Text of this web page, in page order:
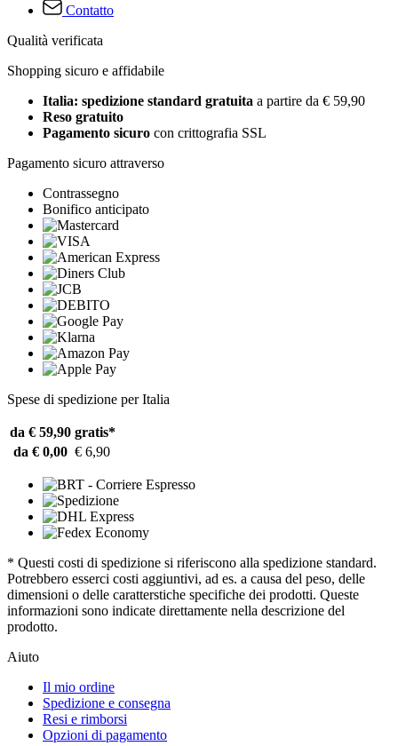
Contatto
Qualità verificata
Shopping sicuro e affidabile
Italia: spedizione standard gratuita a partire da € 59,90
Reso gratuito
Pagamento sicuro con crittografia SSL
Pagamento sicuro attraverso
Contrassegno
Bonifico anticipato
Spese di spedizione per Italia
da € 59,90 gratis*
da € 0,00 € 6,90
* Questi costi di spedizione si riferiscono alla spedizione standard.
Potrebbero esserci costi aggiuntivi, ad es. a causa del peso, delle
dimensioni o delle caratterstiche specifiche dei prodotti. Queste
informazioni sono indicate direttamente nella descrizione del
prodotto.
Aiuto
Il mio ordine
Spedizione e consegna
Resi e rimborsi
Opzioni di pagamento